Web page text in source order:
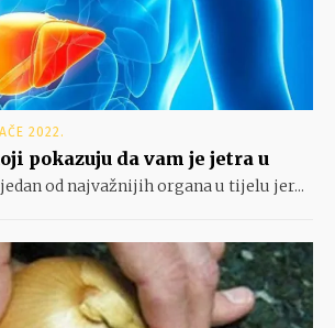
2022.
pokazuju da vam je jetra u
od najvažnijih organa u tijelu jer...